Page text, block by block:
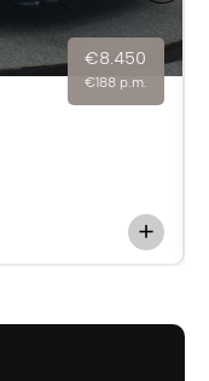
€8.450
€188 p.m.